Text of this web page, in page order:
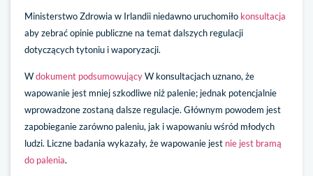
Ministerstwo Zdrowia w Irlandii niedawno uruchomiło konsultacja
aby zebrać opinie publiczne na temat dalszych regulacji
dotyczących tytoniu i waporyzacji.
Wdokument podsumowującyW konsultacjach uznano, że
wapowanie jest mniej szkodliwe niż palenie; jednak potencjalnie
wprowadzone zostaną dalsze regulacje. Głównym powodem jest
zapobieganie zarówno paleniu, jak i wapowaniu wśród młodych
ludzi. Liczne badania wykazały, że wapowanie jest nie jest bramą
do palenia.